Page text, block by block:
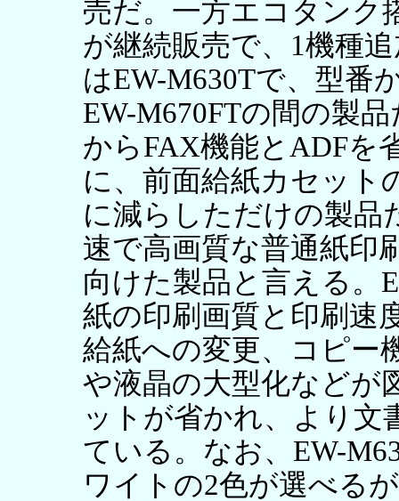
売だ。一方エコタンク
が継続販売で、1機種
はEW-M630Tで、型番
EW-M670FTの間の製
からFAX機能とADFを
に、前面給紙カセット
に減らしただけの製品
速で高画質な普通紙印
向けた製品と言える。
紙の印刷画質と印刷速
給紙への変更、コピー
や液晶の大型化などが
ットが省かれ、より文
ている。なお、EW-
ワイトの2色が選べる